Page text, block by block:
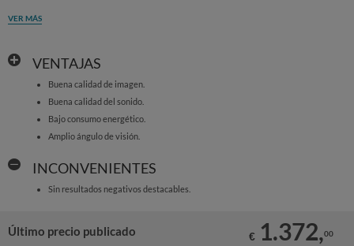
VER MÁS
VENTAJAS
Buena calidad de imagen.
Buena calidad del sonido.
Bajo consumo energético.
Amplio ángulo de visión.
INCONVENIENTES
Sin resultados negativos destacables.
Último precio publicado € 1.372,00